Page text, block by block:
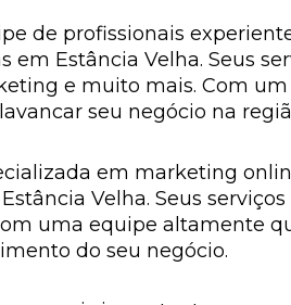
de profissionais
Estância Velha. Seus
e muito mais. Com
seu negócio na
em marketing
Velha. Seus
uma equipe altamente
do seu negócio.